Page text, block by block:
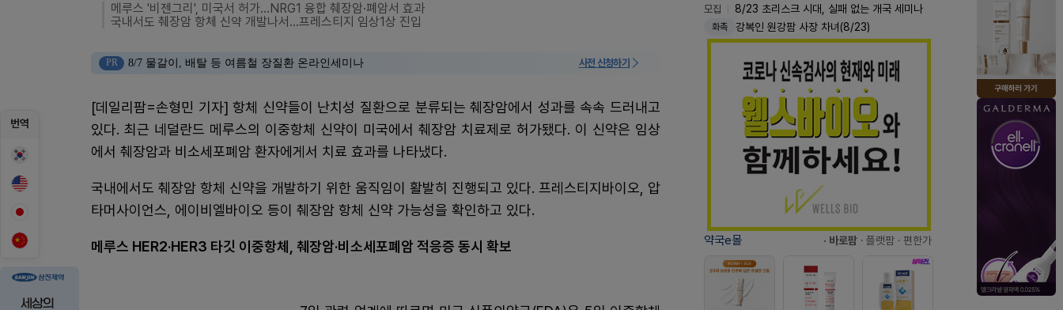
번역
메루스 '비젠그리', 미국서 허가…NRG1 융합 췌장암·폐암서 효과
국내서도 췌장암 항체 신약 개발나서…프레스티지 임상1상 진입
PR 8/7 물갈이, 배탈 등 여름철 장질환 온라인세미나 사전 신청하기
[데일리팜=손형민 기자] 항체 신약들이 난치성 질환으로 분류되는 췌장암에서 성과를 속속 드러내고
있다. 최근 네덜란드 메루스의 이중항체 신약이 미국에서 췌장암 치료제로 허가됐다. 이 신약은 임상
에서 췌장암과 비소세포폐암 환자에게서 치료 효과를 나타냈다.
국내에서도 췌장암 항체 신약을 개발하기 위한 움직임이 활발히 진행되고 있다. 프레스티지바이오, 압
타머사이언스, 에이비엘바이오 등이 췌장암 항체 신약 가능성을 확인하고 있다.
메루스 HER2·HER3 타깃 이중항체, 췌장암·비소세포폐암 적응증 동시 확보
모집
8/23 초리스크 시대, 실패 없는 개국 세미나
화촉 강복인 원강팜 사장 차녀(8/23)
약국e몰 · 바로팜 · 플랫팜 · 편한가